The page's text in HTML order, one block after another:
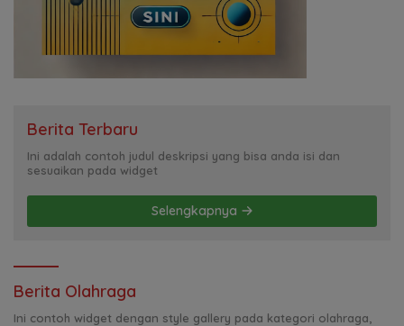
Berita Terbaru
Ini adalah contoh judul deskripsi yang bisa anda isi dan
sesuaikan pada widget
Selengkapnya
Berita Olahraga
Ini contoh widget dengan style gallery pada kategori olahraga,